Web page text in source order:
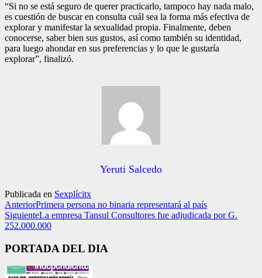
“Si no se está seguro de querer practicarlo, tampoco hay nada malo,
es cuestión de buscar en consulta cuál sea la forma más efectiva de
explorar y manifestar la sexualidad propia. Finalmente, deben
conocerse, saber bien sus gustos, así como también su identidad,
para luego ahondar en sus preferencias y lo que le gustaría
explorar”, finalizó.
Yeruti Salcedo
Publicada en Sexplícitx
AnteriorPrimera persona no binaria representará al país
SiguienteLa empresa Tansul Consultores fue adjudicada por G.
252.000.000
PORTADA DEL DIA